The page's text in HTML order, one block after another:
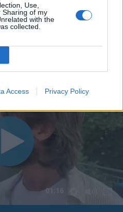
Use,
Sharing of my
with the
collected.
Access Privacy Policy
01:16